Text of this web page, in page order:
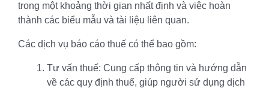
trong một khoảng thời gian nhất định và việc hoàn
thành các biểu mẫu và tài liệu liên quan.
Các dịch vụ báo cáo thuế có thể bao gồm:
Tư vấn thuế: Cung cấp thông tin và hướng dẫn
về các quy định thuế, giúp người sử dụng dịch